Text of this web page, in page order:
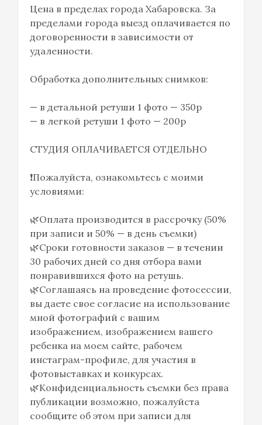
Цена в пределах города Хабаровска. За
пределами города выезд оплачивается по
договоренности в зависимости от
удаленности.
Обработка дополнительных снимков:
— в детальной ретуши 1 фото — 350р
— в легкой ретуши 1 фото — 200р
СТУДИЯ ОПЛАЧИВАЕТСЯ ОТДЕЛЬНО
❗️Пожалуйста, ознакомьтесь с моими
условиями:
🌿Оплата производится в рассрочку (50%
при записи и 50% — в день съемки)
🌿Сроки готовности заказов — в течении
30 рабочих дней со дня отбора вами
понравившихся фото на ретушь.
🌿Соглашаясь на проведение фотосессии,
вы даете свое согласие на использование
мной фотографий с вашим
изображением, изображением вашего
ребенка на моем сайте, рабочем
инстаграм-профиле, для участия в
фотовыставках и конкурсах.
🌿Конфиденциальность съемки без права
публикации возможно, пожалуйста
сообщите об этом при записи для